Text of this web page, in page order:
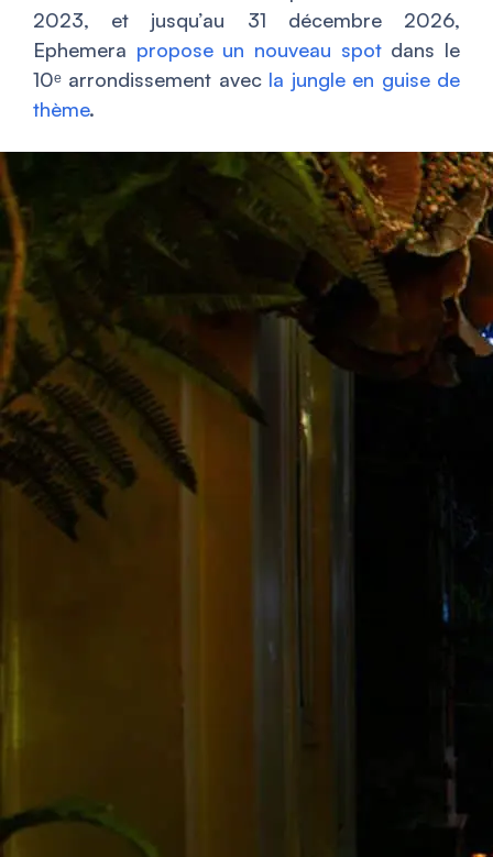
2023, et jusqu’au 31 décembre 2026,
Ephemera propose un nouveau spotdans le
10ᵉ arrondissement avec la jungle en guise de
thème.